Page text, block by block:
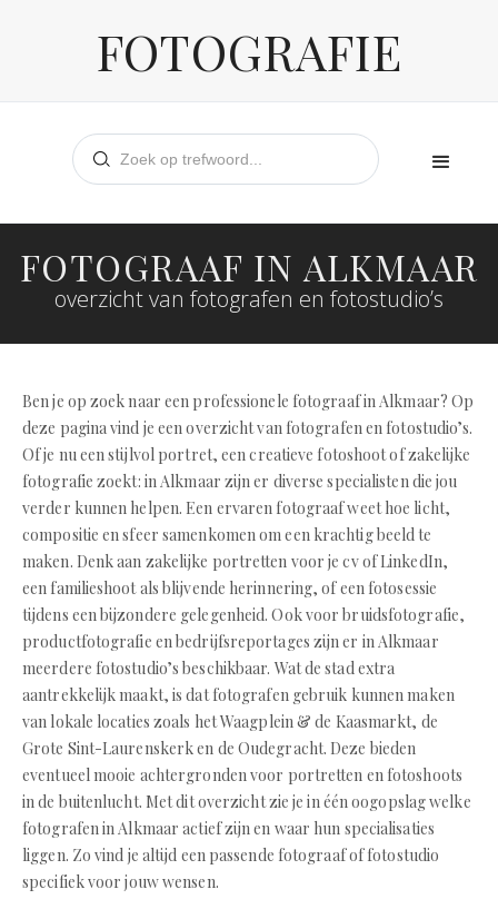
FOTOGRAFIE
FOTOGRAAF IN ALKMAAR
overzicht van fotografen en fotostudio’s
Ben je op zoek naar een professionele fotograaf in Alkmaar? Op
deze pagina vind je een overzicht van fotografen en fotostudio’s.
Of je nu een stijlvol portret, een creatieve fotoshoot of zakelijke
fotografie zoekt: in Alkmaar zijn er diverse specialisten die jou
verder kunnen helpen. Een ervaren fotograaf weet hoe licht,
compositie en sfeer samenkomen om een krachtig beeld te
maken. Denk aan zakelijke portretten voor je cv of LinkedIn,
een familieshoot als blijvende herinnering, of een fotosessie
tijdens een bijzondere gelegenheid. Ook voor bruidsfotografie,
productfotografie en bedrijfsreportages zijn er in Alkmaar
meerdere fotostudio’s beschikbaar. Wat de stad extra
aantrekkelijk maakt, is dat fotografen gebruik kunnen maken
van lokale locaties zoals het Waagplein & de Kaasmarkt, de
Grote Sint-Laurenskerk en de Oudegracht. Deze bieden
eventueel mooie achtergronden voor portretten en fotoshoots
in de buitenlucht. Met dit overzicht zie je in één oogopslag welke
fotografen in Alkmaar actief zijn en waar hun specialisaties
liggen. Zo vind je altijd een passende fotograaf of fotostudio
specifiek voor jouw wensen.